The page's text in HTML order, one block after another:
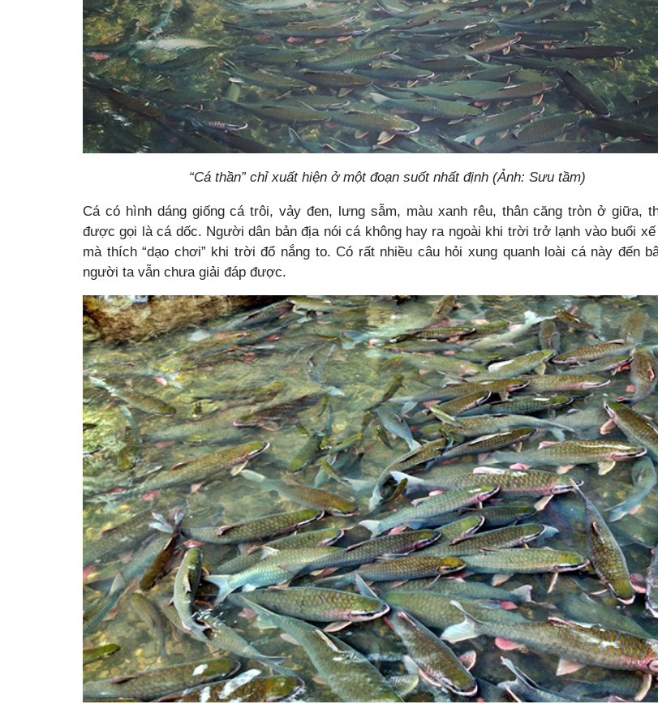
“Cá thần” chỉ xuất hiện ở một đoạn suốt nhất định (Ảnh: Sưu tầm)
Cá có hình dáng giống cá trôi, vảy đen, lưng sẫm, màu xanh rêu, thân căng tròn ở giữa,
được gọi là cá dốc. Người dân bản địa nói cá không hay ra ngoài khi trời trở lạnh vào buổi xế
mà thích “dạo chơi” khi trời đổ nắng to. Có rất nhiều câu hỏi xung quanh loài cá này đến
người ta vẫn chưa giải đáp được.